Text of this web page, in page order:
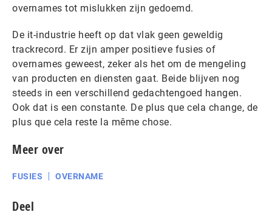
overnames tot mislukken zijn gedoemd.
De it-industrie heeft op dat vlak geen geweldig
trackrecord. Er zijn amper positieve fusies of
overnames geweest, zeker als het om de mengeling
van producten en diensten gaat. Beide blijven nog
steeds in een verschillend gedachtengoed hangen.
Ook dat is een constante. De plus que cela change, de
plus que cela reste la même chose.
Meer over
FUSIES OVERNAME
Deel